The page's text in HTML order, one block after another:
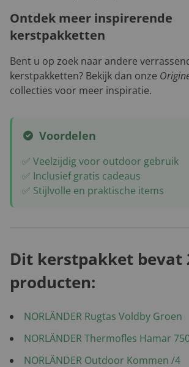
Ontdek meer inspirerende
kerstpakketten
Bent u op zoek naar andere
kerstpakketten? Bekijk dan onze
collecties voor meer inspiratie.
Voordelen
✅ Veelzijdig voor outdoor gebruik
✅ Inclusief gratis cadeaus
✅ Stijlvolle en praktische items
Dit kerstpakket bevat
producten:
NORLÄNDER Rugtas Voldby Groen
NORLÄNDER Thermofles Hamar
NORLÄNDER Outdoor Kommen /4